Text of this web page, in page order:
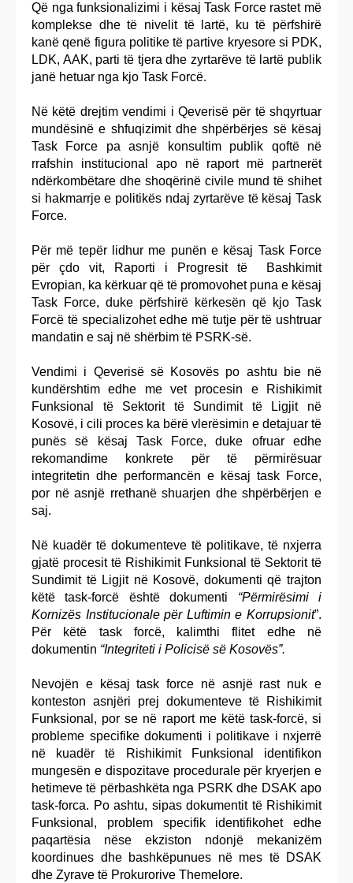
Që nga funksionalizimi i kësaj Task Force rastet më
komplekse dhe të nivelit të lartë, ku të përfshirë
kanë qenë figura politike të partive kryesore si PDK,
LDK, AAK, parti të tjera dhe zyrtarëve të lartë publik
janë hetuar nga kjo Task Forcë.
Në këtë drejtim vendimi i Qeverisë për të shqyrtuar
mundësinë e shfuqizimit dhe shpërbërjes së kësaj
Task Force pa asnjë konsultim publik qoftë në
rrafshin institucional apo në raport më partnerët
ndërkombëtare dhe shoqërinë civile mund të shihet
si hakmarrje e politikës ndaj zyrtarëve të kësaj Task
Force.
Për më tepër lidhur me punën e kësaj Task Force
për çdo vit, Raporti i Progresit të Bashkimit
Evropian, ka kërkuar që të promovohet puna e kësaj
Task Force, duke përfshirë kërkesën që kjo Task
Forcë të specializohet edhe më tutje për të ushtruar
mandatin e saj në shërbim të PSRK-së.
Vendimi i Qeverisë së Kosovës po ashtu bie në
kundërshtim edhe me vet procesin e Rishikimit
Funksional të Sektorit të Sundimit të Ligjit në
Kosovë, i cili proces ka bërë vlerësimin e detajuar të
punës së kësaj Task Force, duke ofruar edhe
rekomandime konkrete për të përmirësuar
integritetin dhe performancën e kësaj task Force,
por në asnjë rrethanë shuarjen dhe shpërbërjen e
saj.
Në kuadër të dokumenteve të politikave, të nxjerra
gjatë procesit të Rishikimit Funksional të Sektorit të
Sundimit të Ligjit në Kosovë, dokumenti që trajton
këtë task-forcë është dokumenti “Përmirësimi i
Kornizës Institucionale për Luftimin e Korrupsionit”.
Për këtë task forcë, kalimthi flitet edhe në
dokumentin “Integriteti i Policisë së Kosovës”.
Nevojën e kësaj task force në asnjë rast nuk e
konteston asnjëri prej dokumenteve të Rishikimit
Funksional, por se në raport me këtë task-forcë, si
probleme specifike dokumenti i politikave i nxjerrë
në kuadër të Rishikimit Funksional identifikon
mungesën e dispozitave procedurale për kryerjen e
hetimeve të përbashkëta nga PSRK dhe DSAK apo
task-forca. Po ashtu, sipas dokumentit të Rishikimit
Funksional, problem specifik identifikohet edhe
paqartësia nëse ekziston ndonjë mekanizëm
koordinues dhe bashkëpunues në mes të DSAK
dhe Zyrave të Prokurorive Themelore.